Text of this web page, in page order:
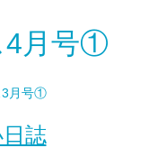
4月号①
3月号①
誌